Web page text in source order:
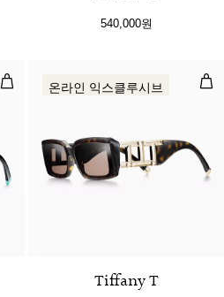
540,000원
선글라스, 블랙 아세테이트, 다크 그
선
온라인 익스클루시브
Tiffany T